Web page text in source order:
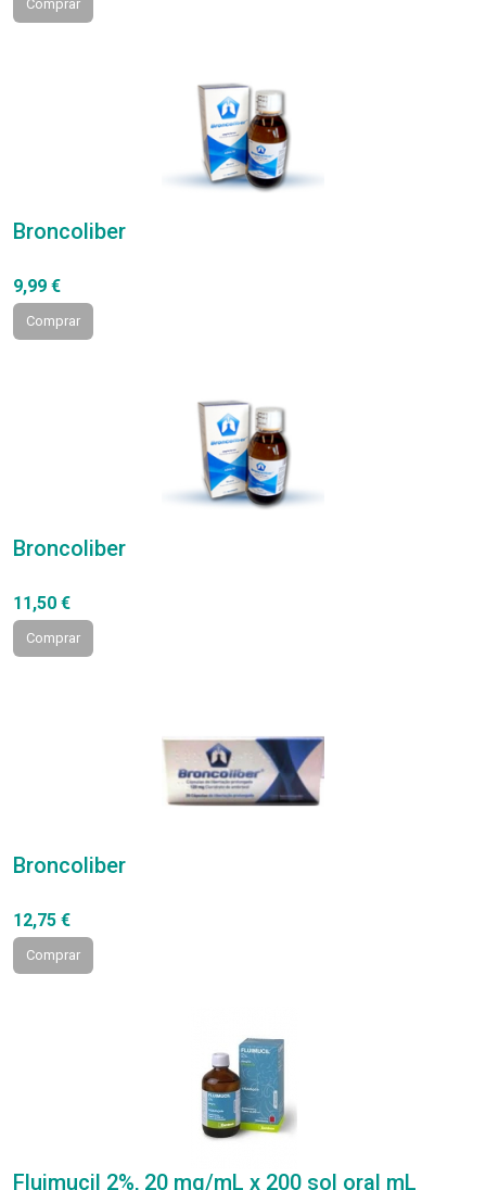
Comprar
Broncoliber
9,99 €
Comprar
Broncoliber
11,50 €
Comprar
Broncoliber
12,75 €
Comprar
Fluimucil 2%, 20 mg/mL x 200 sol oral mL